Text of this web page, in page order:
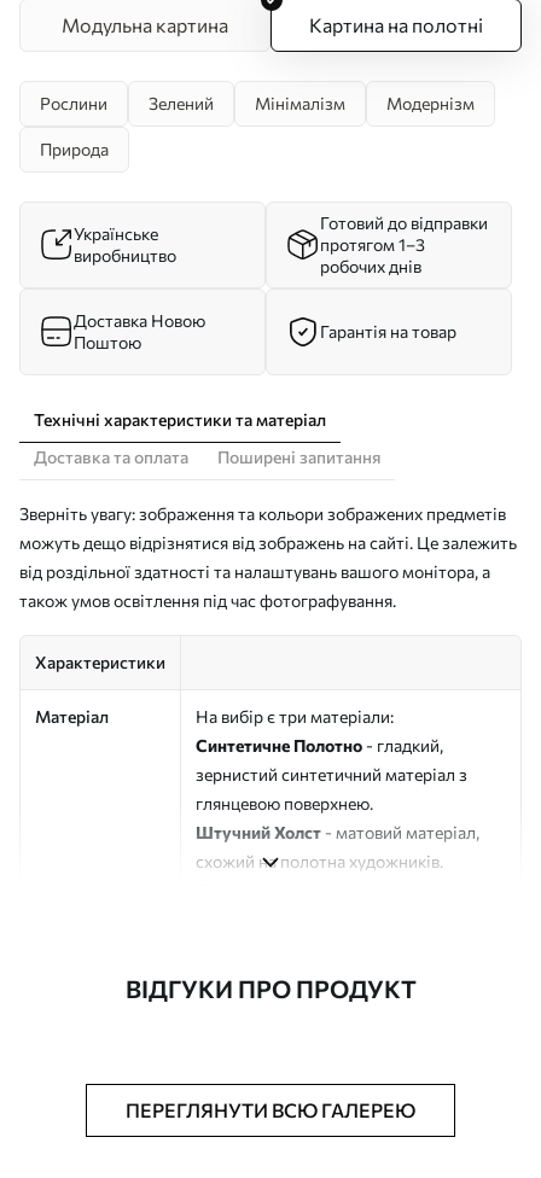
Модульна картина Картина на полотні
Рослини Зелений Мінімалізм Модернізм
Природа
Українське
виробництво
Готовий до відправки
протягом 1–3
робочих днів
Доставка Новою
Поштою
Гарантія на товар
Технічні характеристики та матеріал
Доставка та оплата
Поширені запитання
Зверніть увагу: зображення та кольори зображених предметів
можуть дещо відрізнятися від зображень на сайті. Це залежить
від роздільної здатності та налаштувань вашого монітора, а
також умов освітлення під час фотографування.
Характеристики
Матеріал
На вибір є три матеріали:
Синтетичне Полотно - гладкий,
зернистий синтетичний матеріал з
глянцевою поверхнею.
Штучний Холст - матовий матеріал,
схожий на полотна художників.
Додатково Можна додати лакове покриття.
ВІДГУКИ ПРО ПРОДУКТ
ПЕРЕГЛЯНУТИ ВСЮ ГАЛЕРЕЮ